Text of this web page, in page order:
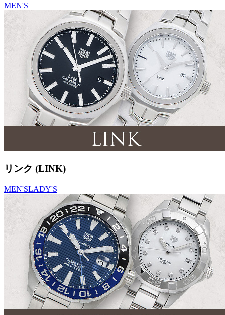
MEN'S
リンク (LINK)
MEN'SLADY'S